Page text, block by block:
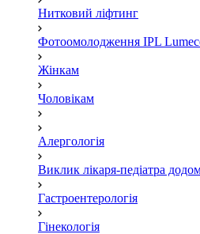
Нитковий ліфтинг
Фотоомолодження IPL
Жінкам
Чоловікам
Алергологія
Виклик лікаря-педіатра
Гастроентерологія
Гінекологія